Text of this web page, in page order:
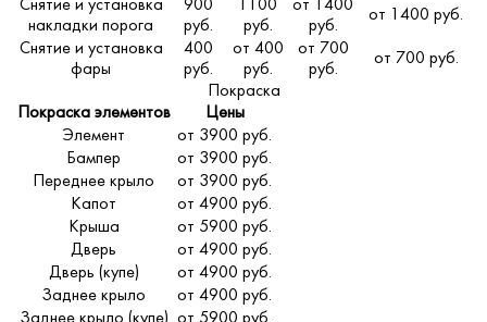
Снятие и установка
накладки порога
900
руб.
1100
руб.
от 1400
руб.
от 1400 руб.
Снятие и установка
фары
400
руб.
от 400
руб.
от 700
руб.
от 700 руб.
Покраска
Покраска элементов
Цены
Элемент
от 3900 руб.
Бампер
от 3900 руб.
Переднее крыло
от 3900 руб.
Капот
от 4900 руб.
Крыша
от 5900 руб.
Дверь
от 4900 руб.
Дверь (купе)
от 4900 руб.
Заднее крыло
от 4900 руб.